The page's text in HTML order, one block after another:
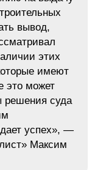
вывод,
этих
имеют
это может
решения суда
успех», —
Максим